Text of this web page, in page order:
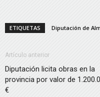
ETIQUETAS Diputación de
Artículo anterior
Diputación licita obras en la
provincia por valor de
€